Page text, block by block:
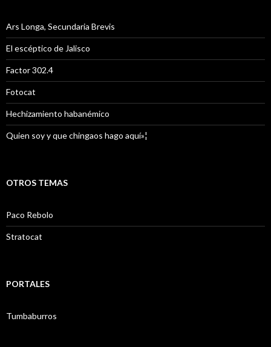
Ars Longa, Secundaria Brevis
El escéptico de Jalisco
Factor 302.4
Fotocat
Hechizamiento habanémico
Quien soy y que chingaos hago aquí»¦
OTROS TEMAS
Paco Rebolo
Stratocat
PORTALES
Tumbaburros